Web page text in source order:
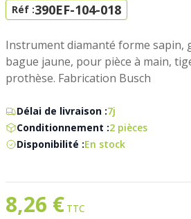
Réf :390EF-104-018
Instrument diamanté forme sapin,
bague jaune, pour pièce à main,
prothèse. Fabrication Busch
Délai de livraison :7j
Conditionnement :2 pièces
Disponibilité :En stock
8,26 €